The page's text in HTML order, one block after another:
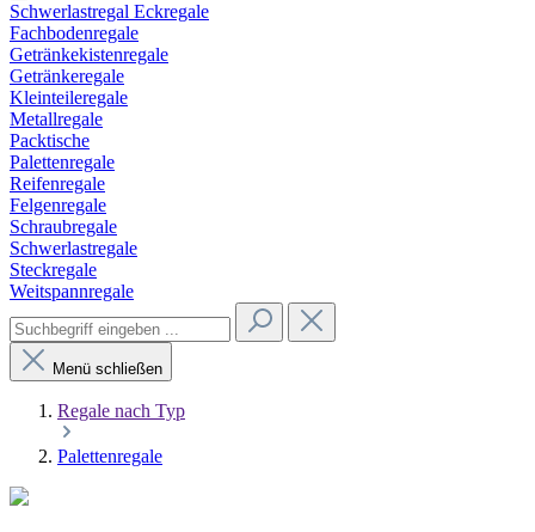
Schwerlastregal Eckregale
Fachbodenregale
Getränkekistenregale
Getränkeregale
Kleinteileregale
Metallregale
Packtische
Palettenregale
Reifenregale
Felgenregale
Schraubregale
Schwerlastregale
Steckregale
Weitspannregale
Menü schließen
Regale nach Typ
Palettenregale